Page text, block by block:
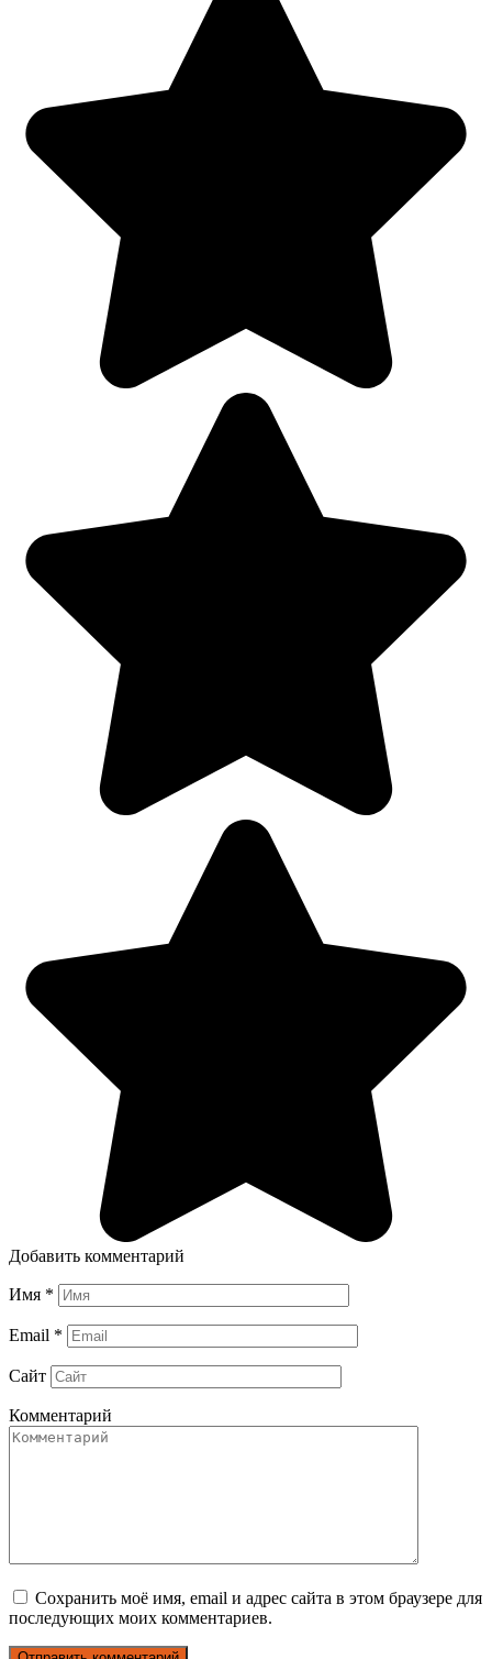
Добавить комментарий
Имя *
Email *
Сайт
Комментарий
Сохранить моё имя, email и адрес сайта в этом браузере для
последующих моих комментариев.